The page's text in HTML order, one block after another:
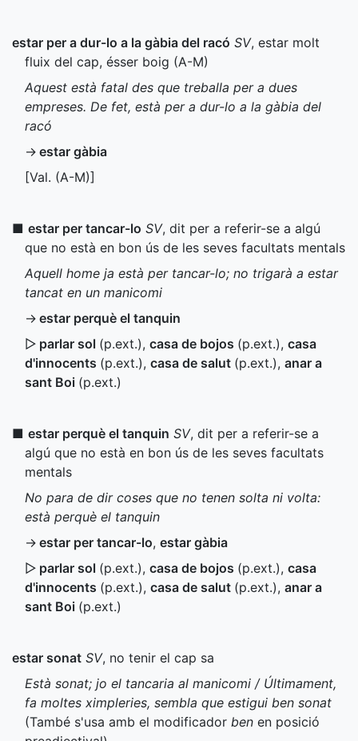
estar per a dur-lo a la gàbia del racó SV, estar molt
fluix del cap, ésser boig (A-M)
Aquest està fatal des que treballa per a dues
empreses. De fet, està per a dur-lo a la gàbia del
racó
→ estar gàbia
[Val. (A-M)]
■ estar per tancar-lo SV, dit per a referir-se a algú
que no està en bon ús de les seves facultats mentals
Aquell home ja està per tancar-lo; no trigarà a estar
tancat en un manicomi
→ estar perquè el tanquin
▷ parlar sol (p.ext.), casa de bojos (p.ext.), casa
d'innocents (p.ext.), casa de salut (p.ext.), anar a
sant Boi (p.ext.)
■ estar perquè el tanquin SV, dit per a referir-se a
algú que no està en bon ús de les seves facultats
mentals
No para de dir coses que no tenen solta ni volta:
està perquè el tanquin
→ estar per tancar-lo, estar gàbia
▷ parlar sol (p.ext.), casa de bojos (p.ext.), casa
d'innocents (p.ext.), casa de salut (p.ext.), anar a
sant Boi (p.ext.)
estar sonat SV, no tenir el cap sa
Està sonat; jo el tancaria al manicomi / Últimament,
fa moltes ximpleries, sembla que estigui ben sonat
(També s'usa amb el modificador ben en posició